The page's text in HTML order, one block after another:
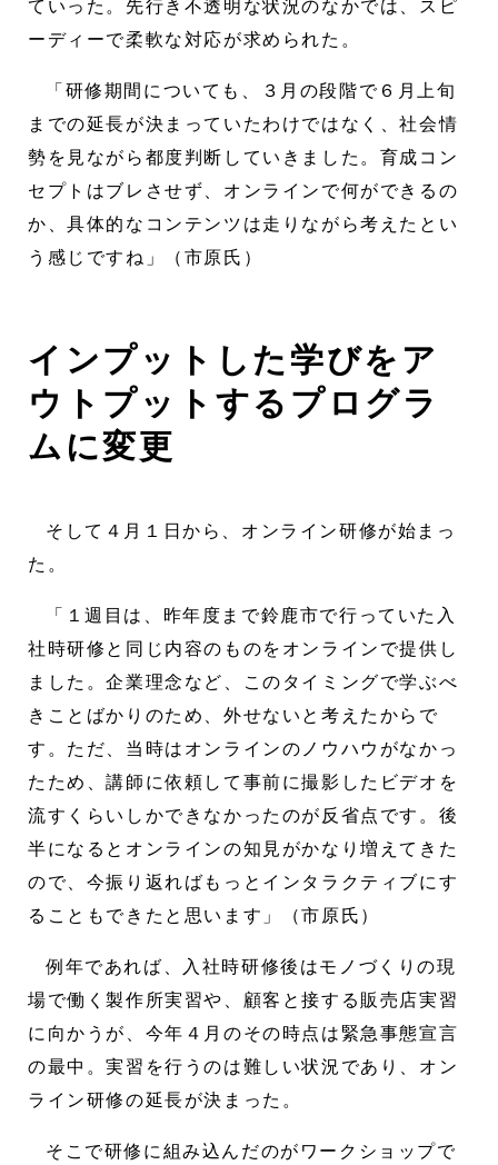
ていった。先行き不透明な状況のなかでは、スピ
ーディーで柔軟な対応が求められた。
「研修期間についても、３月の段階で６月上旬
までの延長が決まっていたわけではなく、社会情
勢を見ながら都度判断していきました。育成コン
セプトはブレさせず、オンラインで何ができるの
か、具体的なコンテンツは走りながら考えたとい
う感じですね」（市原氏）
インプットした学びをア
ウトプットするプログラ
ムに変更
そして４月１日から、オンライン研修が始まっ
た。
「１週目は、昨年度まで鈴鹿市で行っていた入
社時研修と同じ内容のものをオンラインで提供し
ました。企業理念など、このタイミングで学ぶべ
きことばかりのため、外せないと考えたからで
す。ただ、当時はオンラインのノウハウがなかっ
たため、講師に依頼して事前に撮影したビデオを
流すくらいしかできなかったのが反省点です。後
半になるとオンラインの知見がかなり増えてきた
ので、今振り返ればもっとインタラクティブにす
ることもできたと思います」（市原氏）
例年であれば、入社時研修後はモノづくりの現
場で働く製作所実習や、顧客と接する販売店実習
に向かうが、今年４月のその時点は緊急事態宣言
の最中。実習を行うのは難しい状況であり、オン
ライン研修の延長が決まった。
そこで研修に組み込んだのがワークショップで